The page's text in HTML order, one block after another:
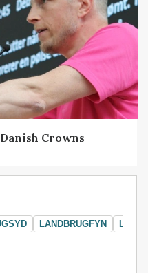
Crowns
LANDBRUGFYN